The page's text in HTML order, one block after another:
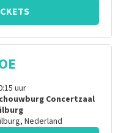
uur
Concertzaal
, Nederland